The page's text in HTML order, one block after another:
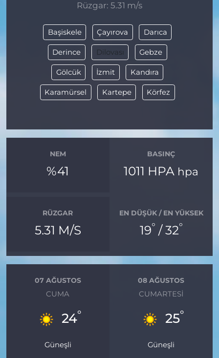
Rüzgar: 5.31 m/s
Başiskele Çayırova Darıca
Derince Dilovası Gebze
Gölcük İzmit Kandıra
Karamürsel Kartepe Körfez
NEM
%41
BASINÇ
1011 HPA hpa
RÜZGAR
5.31 M/S
EN DÜŞÜK / EN YÜKSEK
19° / 32°
07 AĞUSTOS
CUMA
24°
Güneşli
08 AĞUSTOS
CUMARTESI
25°
Güneşli